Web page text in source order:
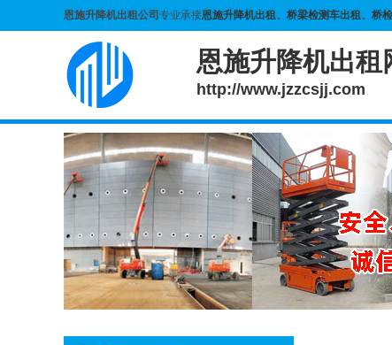
恩施升降机出租公司 专业承接恩施升降机出租、 桥梁检测车出租、 桥
恩施升降机出租
http://www.jzzcsjj.com